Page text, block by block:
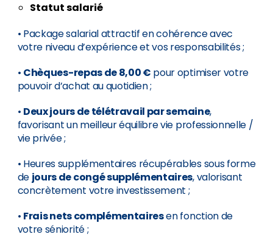
Statut salarié
• Package salarial attractif en cohérence avec
votre niveau d’expérience et vos responsabilités ;
• Chèques-repas de 8,00 € pour optimiser votre
pouvoir d’achat au quotidien ;
• Deux jours de télétravail par semaine,
favorisant un meilleur équilibre vie professionnelle /
vie privée ;
• Heures supplémentaires récupérables sous forme
de jours de congé supplémentaires, valorisant
concrètement votre investissement ;
• Frais nets complémentairesen fonction de
votre séniorité ;